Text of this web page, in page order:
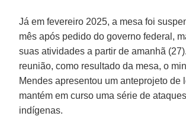
Já em fevereiro 2025, a mesa foi
mês após pedido do governo federal,
suas atividades a partir de amanhã
reunião, como resultado da mesa, o
Mendes apresentou um anteprojeto de
mantém em curso uma série de
indígenas.